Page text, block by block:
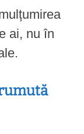
ai, nu în